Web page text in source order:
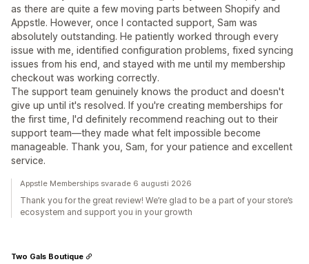
as there are quite a few moving parts between Shopify and
Appstle. However, once I contacted support, Sam was
absolutely outstanding. He patiently worked through every
issue with me, identified configuration problems, fixed syncing
issues from his end, and stayed with me until my membership
checkout was working correctly.
The support team genuinely knows the product and doesn't
give up until it's resolved. If you're creating memberships for
the first time, I'd definitely recommend reaching out to their
support team—they made what felt impossible become
manageable. Thank you, Sam, for your patience and excellent
service.
Appstle Memberships svarade 6 augusti 2026
Thank you for the great review! We’re glad to be a part of your store’s
ecosystem and support you in your growth
Two Gals Boutique